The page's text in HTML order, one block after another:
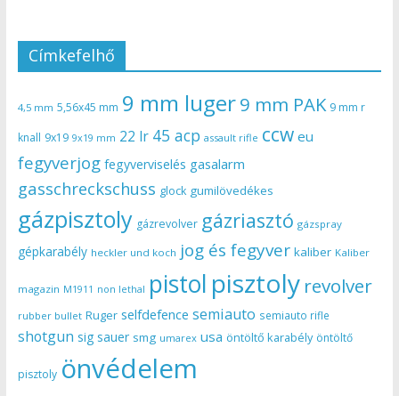
Címkefelhő
4,5 mm 5,56x45 mm 9 mm luger9 mm PAK 9 mm r
knall 9x19 9x19 mm 22 lr 45 acp assault rifle ccw eu
fegyverjog fegyverviselés gasalarm
gasschreckschuss glock gumilövedékes
gázpisztoly gázrevolver gázriasztó gázspray
gépkarabély heckler und koch jog és fegyver kaliber Kaliber
magazin M1911 non lethal pistol pisztoly revolver
rubber bullet Ruger selfdefence semiauto semiauto rifle
shotgun sig sauer smg umarex usa öntöltő karabély öntöltő
pisztoly önvédelem